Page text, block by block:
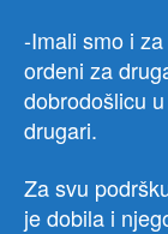
-Imali smo i
ordeni za
dobrodošlicu
drugari.
Za svu
je dobila i